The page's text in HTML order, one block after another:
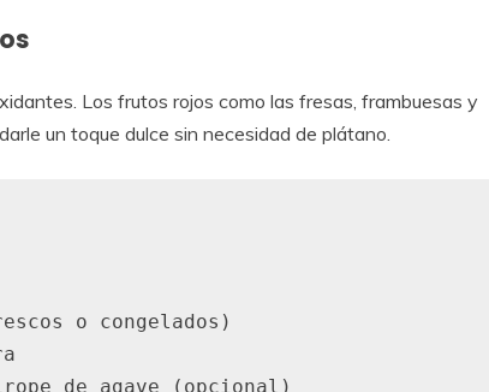
Los frutos rojos como las fresas, frambuesas y
un toque dulce sin necesidad de plátano.
o congelados)
de agave (opcional)